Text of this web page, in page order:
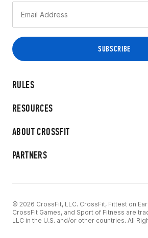
RULES
RESOURCES
ABOUT CROSSFIT
PARTNERS
© 2026 CrossFit, LLC. CrossFit, Fittest on
CrossFit Games, and Sport of Fitness are
LLC in the U.S. and/or other countries. All